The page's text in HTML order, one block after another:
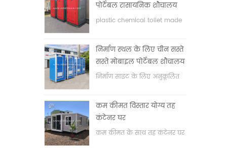
पोर्टेबल रासायनिक शौचालय
plastic chemical toilet made
निर्माण स्थल के लिए चीन सस्ते
सस्ते मोबाइल पोर्टेबल शौचालय
निर्माण साइट के लिए अनुकूलित
कम कीमत विस्तार योग्य तह
कंटेनर घर
कम कीमत के साथ तह कंटेनर घर